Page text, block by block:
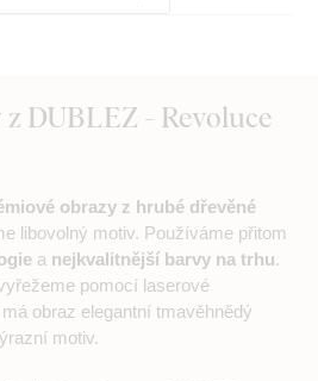
DUBLEZ - Revoluce
obrazy z hrubé dřevěné
libovolný motiv. Používáme přitom
a nejkvalitnější barvy na trhu.
pomocí laserové
obraz elegantní tmavěhnědý
motiv.